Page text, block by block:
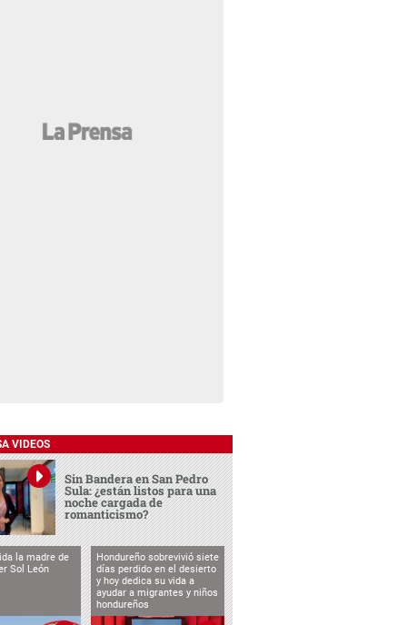
VIDEOS
Sin Bandera en San Pedro
Sula: ¿están listos para una
noche cargada de
romanticismo?
la madre de
Sol León
Hondureño sobrevivió siete
días perdido en el desierto
y hoy dedica su vida a
ayudar a migrantes y niños
hondureños